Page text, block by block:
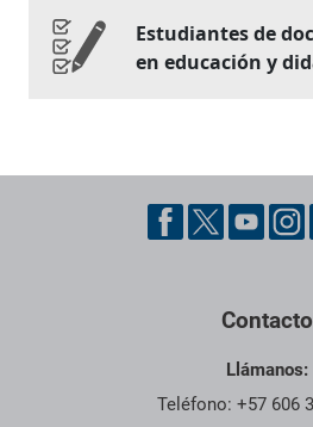
Estudiantes de
en educación y
Contacto
Llámanos:
Teléfono: +57 606